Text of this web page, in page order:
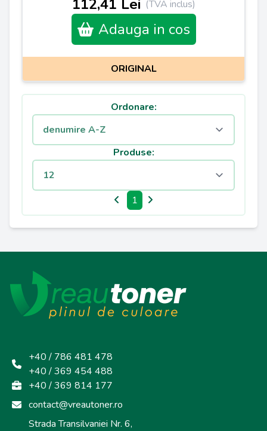
112,41 Lei (TVA inclus)
Adauga in cos
ORIGINAL
Ordonare:
Produse:
1
+40 / 786 481 478
+40 / 369 454 488
+40 / 369 814 177
contact@vreautoner.ro
Strada Transilvaniei Nr. 6,